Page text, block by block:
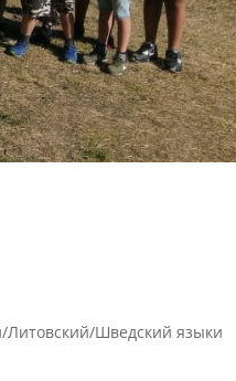
Шведский языки